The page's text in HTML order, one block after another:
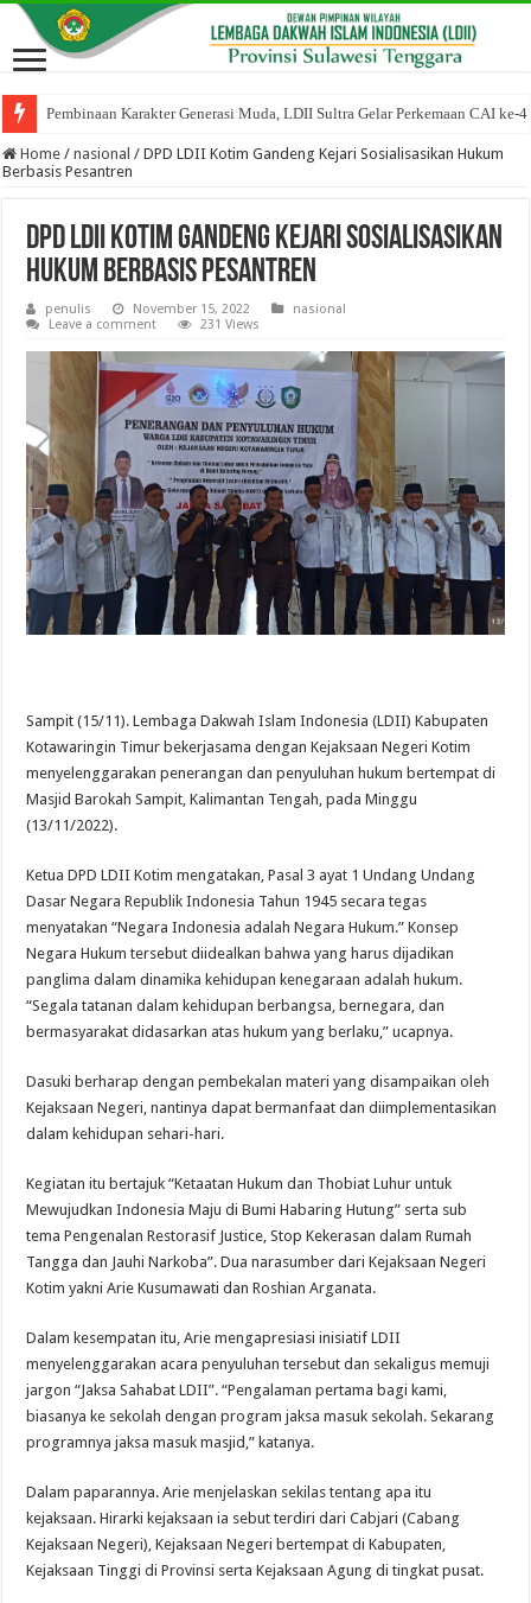
Pembinaan Karakter Generasi Muda, LDII Sultra Gelar Perkemaan CAI ke-
Home / nasional / DPD LDII Kotim Gandeng Kejari Sosialisasikan Hukum
Berbasis Pesantren
DPD LDII Kotim Gandeng Kejari Sosialisasikan
Hukum Berbasis Pesantren
penulis November 15, 2022
nasional
Leave a comment
231 Views
Sampit (15/11). Lembaga Dakwah Islam Indonesia (LDII) Kabupaten
Kotawaringin Timur bekerjasama dengan Kejaksaan Negeri Kotim
menyelenggarakan penerangan dan penyuluhan hukum bertempat di
Masjid Barokah Sampit, Kalimantan Tengah, pada Minggu
(13/11/2022).
Ketua DPD LDII Kotim mengatakan, Pasal 3 ayat 1 Undang Undang
Dasar Negara Republik Indonesia Tahun 1945 secara tegas
menyatakan “Negara Indonesia adalah Negara Hukum.” Konsep
Negara Hukum tersebut diidealkan bahwa yang harus dijadikan
panglima dalam dinamika kehidupan kenegaraan adalah hukum.
“Segala tatanan dalam kehidupan berbangsa, bernegara, dan
bermasyarakat didasarkan atas hukum yang berlaku,” ucapnya.
Dasuki berharap dengan pembekalan materi yang disampaikan oleh
Kejaksaan Negeri, nantinya dapat bermanfaat dan diimplementasikan
dalam kehidupan sehari-hari.
Kegiatan itu bertajuk “Ketaatan Hukum dan Thobiat Luhur untuk
Mewujudkan Indonesia Maju di Bumi Habaring Hutung” serta sub
tema Pengenalan Restorasif Justice, Stop Kekerasan dalam Rumah
Tangga dan Jauhi Narkoba”. Dua narasumber dari Kejaksaan Negeri
Kotim yakni Arie Kusumawati dan Roshian Arganata.
Dalam kesempatan itu, Arie mengapresiasi inisiatif LDII
menyelenggarakan acara penyuluhan tersebut dan sekaligus memuji
jargon “Jaksa Sahabat LDII”. “Pengalaman pertama bagi kami,
biasanya ke sekolah dengan program jaksa masuk sekolah. Sekarang
programnya jaksa masuk masjid,” katanya.
Dalam paparannya. Arie menjelaskan sekilas tentang apa itu
kejaksaan. Hirarki kejaksaan ia sebut terdiri dari Cabjari (Cabang
Kejaksaan Negeri), Kejaksaan Negeri bertempat di Kabupaten,
Kejaksaan Tinggi di Provinsi serta Kejaksaan Agung di tingkat pusat.